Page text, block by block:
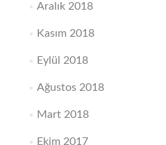
Aralık 2018
Kasım 2018
Eylül 2018
Ağustos 2018
Mart 2018
Ekim 2017